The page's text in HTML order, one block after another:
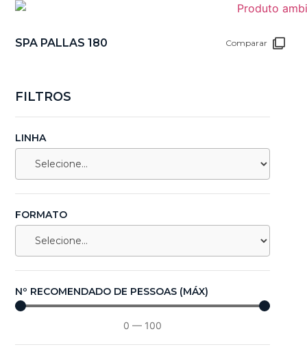
FILTROS
LINHA
FORMATO
Nº RECOMENDADO DE PESSOAS (MÁX)
0 — 100
SPA PALLAS 180 Comparar